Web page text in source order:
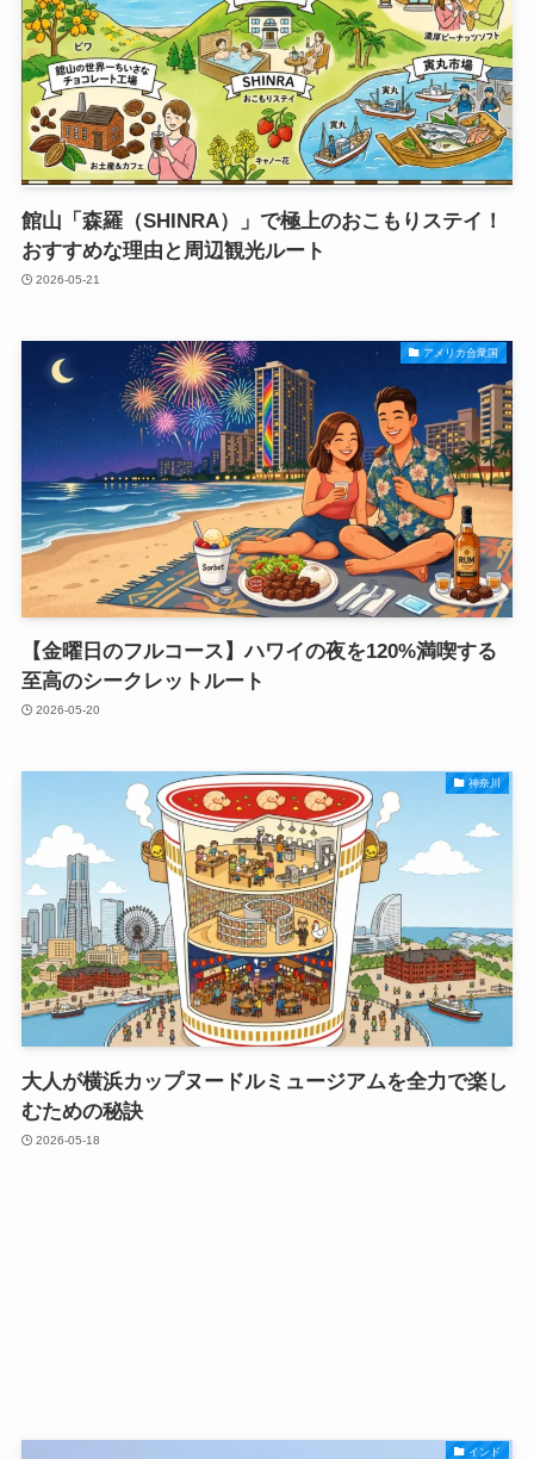
館山「森羅（SHINRA）」で極上のおこもりステイ！
おすすめな理由と周辺観光ルート
2026-05-21
アメリカ合衆国
【金曜日のフルコース】ハワイの夜を120%満喫する
至高のシークレットルート
2026-05-20
神奈川
大人が横浜カップヌードルミュージアムを全力で楽し
むための秘訣
2026-05-18
インド